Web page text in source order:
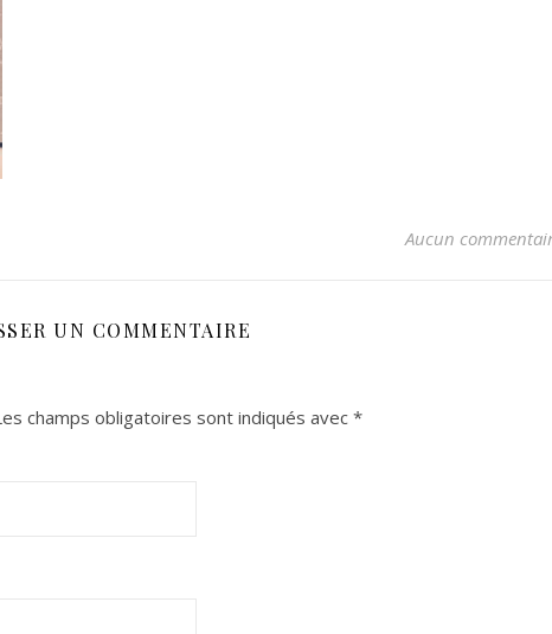
Aucun
UN COMMENTAIRE
champs obligatoires sont indiqués avec *